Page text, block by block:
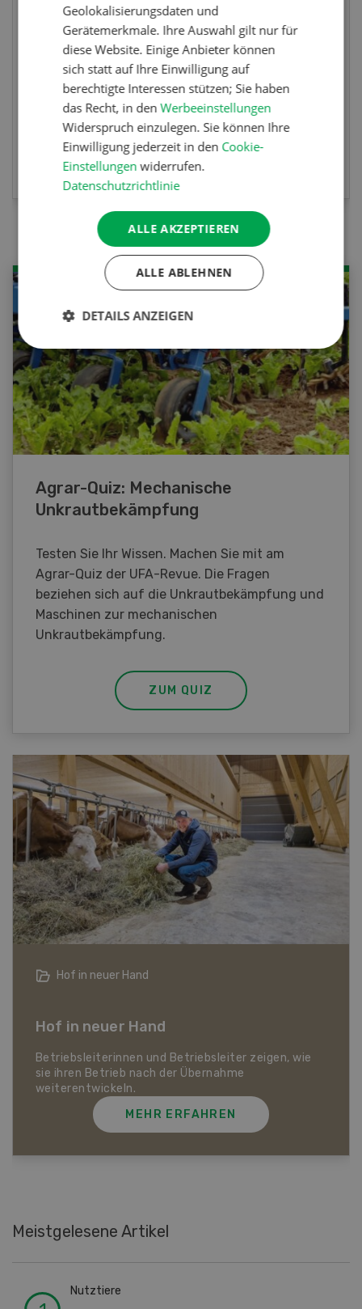
Gewinnen Sie eines von fünf LANDI
Taschenmessern
JETZT TEILNEHMEN
Agrar-Quiz: Mechanische
Unkrautbekämpfung
Testen Sie Ihr Wissen. Machen Sie mit am
Agrar-Quiz der UFA-Revue. Die Fragen
beziehen sich auf die Unkrautbekämpfung und
Maschinen zur mechanischen
Unkrautbekämpfung.
ZUM QUIZ
Landwirtschaft im Klimawandel
Tierhaltung zukommt und wie sich die Schweizer
Landwirtschaft gegen Hitze, Trockenheit und
Extremwetter schützen kann.
MEHR ERFAHREN
Meistgelesene Artikel
Nutztiere
Geolokalisierungsdaten und
Gerätemerkmale. Ihre Auswahl gilt nur für
diese Website. Einige Anbieter können
sich statt auf Ihre Einwilligung auf
berechtigte Interessen stützen; Sie haben
das Recht, in denWerbeeinstellungen
Widerspruch einzulegen. Sie können Ihre
Einwilligung jederzeit in den Cookie-
Einstellungen widerrufen.
Datenschutzrichtlinie
ALLE AKZEPTIEREN
ALLE ABLEHNEN
DETAILS ANZEIGEN